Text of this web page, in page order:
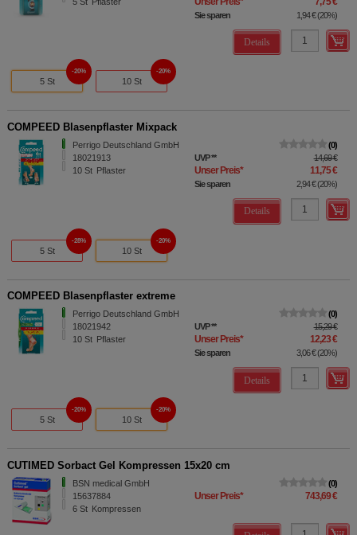
Sie sparen 1,94 €(20%)
Details
5 St
20%
10 St
20%
COMPEED Blasenpflaster Mixpack
Perrigo Deutschland GmbH
18021913
10 St Pflaster
0
UVP** 14,69 €
Unser Preis* 11,75 €
Sie sparen 2,94 €(20%)
Details
5 St
28%
10 St
20%
COMPEED Blasenpflaster extreme
Perrigo Deutschland GmbH
18021942
10 St Pflaster
0
UVP** 15,29 €
Unser Preis* 12,23 €
Sie sparen 3,06 €(20%)
Details
5 St
20%
10 St
20%
CUTIMED Sorbact Gel Kompressen 15x20 cm
BSN medical GmbH
15637884
6 St Kompressen
0
Unser Preis* 743,69 €